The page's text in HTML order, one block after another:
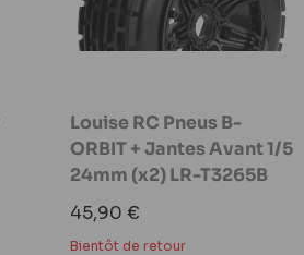
Louise RC Pneus B-
ORBIT + Jantes Avant 1/5
24mm (x2) LR-T3265B
Prix
réduit
45,90 €
Bientôt de retour